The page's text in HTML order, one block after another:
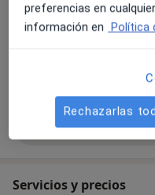
Servicios y precios
preferencias en
información en Política
Rechazarlas